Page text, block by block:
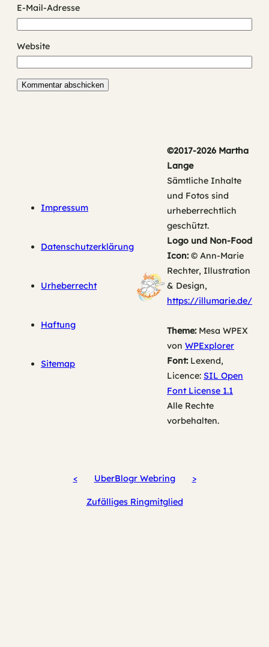
E-Mail-Adresse
Website
Impressum
Datenschutzerklärung
Urheberrecht
Haftung
Sitemap
©2017-2026 Martha
Lange
Sämtliche Inhalte
und Fotos sind
urheberrechtlich
geschützt.
Logo und Non-Food
Icon:© Ann-Marie
Rechter, Illustration
& Design,
https://illumarie.de/
Theme:Mesa WPEX
von WPExplorer
Font:Lexend,
Licence: SIL Open
Font License 1.1
Alle Rechte
vorbehalten.
< UberBlogr Webring >
Zufälliges Ringmitglied